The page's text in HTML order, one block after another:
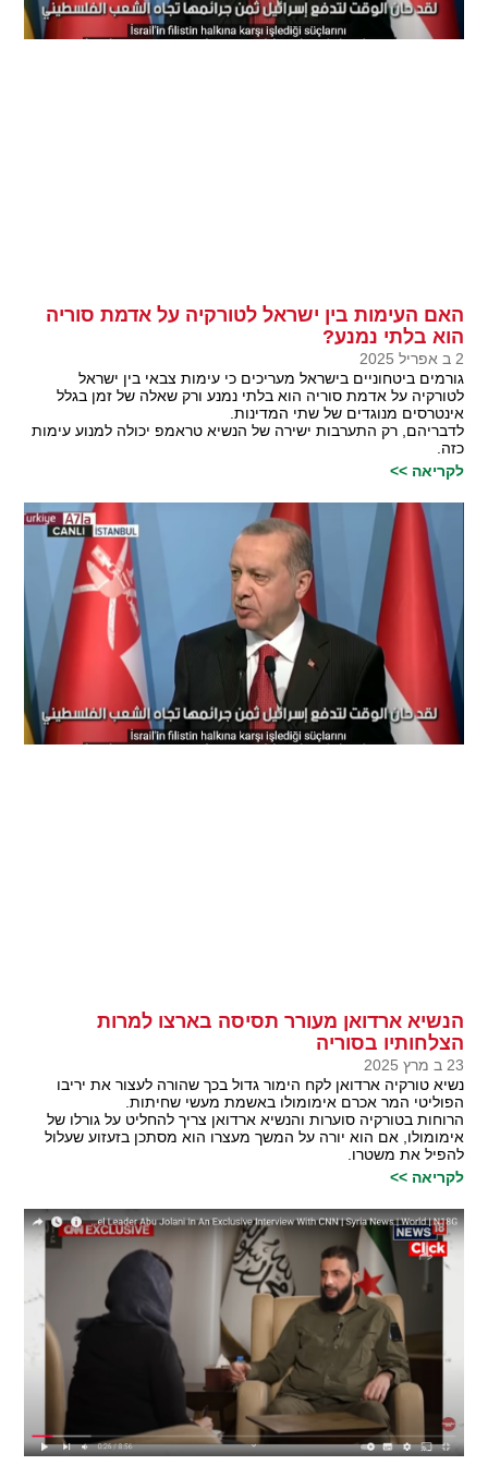
האם העימות בין ישראל לטורקיה על אדמת סוריה
הוא בלתי נמנע?
2 ב אפריל 2025
גורמים ביטחוניים בישראל מעריכים כי עימות צבאי בין ישראל
לטורקיה על אדמת סוריה הוא בלתי נמנע ורק שאלה של זמן בגלל
אינטרסים מנוגדים של שתי המדינות.
לדבריהם, רק התערבות ישירה של הנשיא טראמפ יכולה למנוע עימות
כזה.
לקריאה >>
הנשיא ארדואן מעורר תסיסה בארצו למרות
הצלחותיו בסוריה
23 ב מרץ 2025
נשיא טורקיה ארדואן לקח הימור גדול בכך שהורה לעצור את יריבו
הפוליטי המר אכרם אימומולו באשמת מעשי שחיתות.
הרוחות בטורקיה סוערות והנשיא ארדואן צריך להחליט על גורלו של
אימומולו, אם הוא יורה על המשך מעצרו הוא מסתכן בזעזוע שעלול
להפיל את משטרו.
לקריאה >>